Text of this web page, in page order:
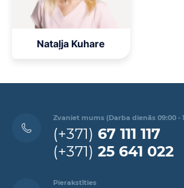
Nataļja Kuhare
Zvaniet mums (Darba dienās 09:00 -
(+371) 67 111 117
(+371) 25 641 022
Pierakstīties